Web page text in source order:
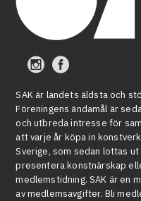
SAK är landets äldsta och
Föreningens ändamål är
och utbreda intresse för
att varje år köpa in
Sverige, som sedan lottas
presentera konstnärskap
medlemstidning. SAK är en
av medlemsavgifter. Bli